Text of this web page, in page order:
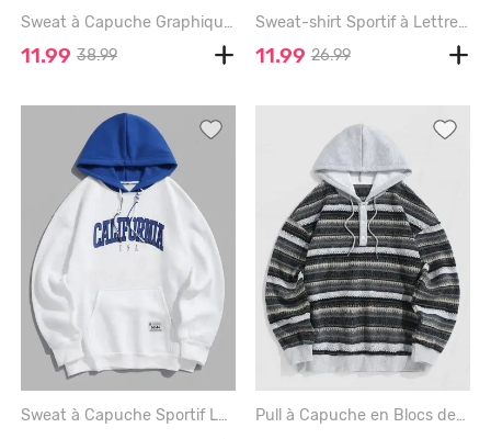
Sweat à Capuche Graphique en Blocs de Couleurs - LIGHT COFFEE - M
11.99 38.99
Sweat-shirt Sportif à Lettre ALASKA MOUNTAIN VALLEY et Aigle Brillant Graphique Encolure en V - DEEP GREEN - M
11.99 26.99
Sweat à Capuche Sportif Lettre CALIFORNIA en Blocs de Couleurs - WHITE - XXL Pull à Capuche en Blocs de Couleurs Jointif en Maille - DARK GRAY - XXL